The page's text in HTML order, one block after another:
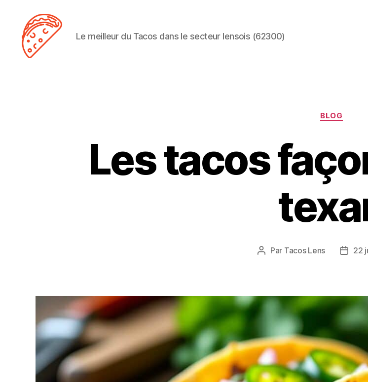
Le meilleur du Tacos dans le secteur lensois (62300)
BLOG
Les tacos
Auteur
Par Tacos Lens
Date
22